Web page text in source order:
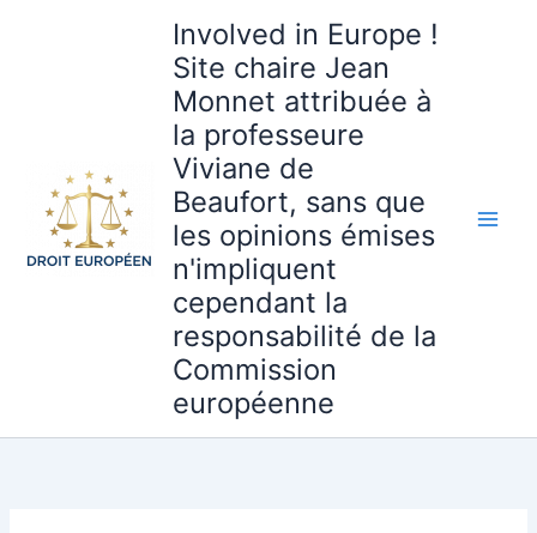
Involved in Europe !
Site chaire Jean
Monnet attribuée à
la professeure
Viviane de
Beaufort, sans que
les opinions émises
n'impliquent
cependant la
responsabilité de la
Commission
européenne